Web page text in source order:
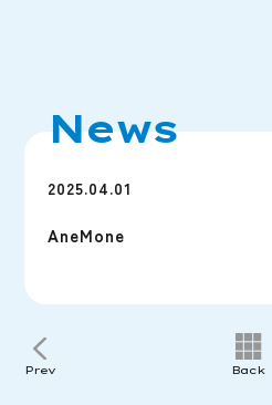
News
2025.04.01
AneMone
Prev Back